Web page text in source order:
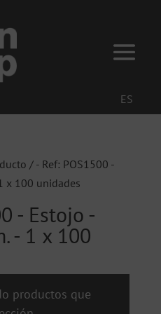
ES
/ - Ref: POS1500 -
x 100 unidades
- Estojo -
- 1 x 100
productos que